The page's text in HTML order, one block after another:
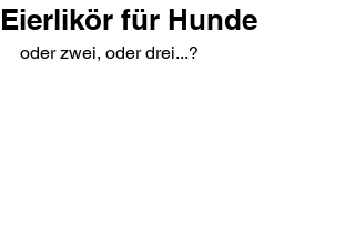
Eierlikör für Hunde
oder zwei, oder drei...?